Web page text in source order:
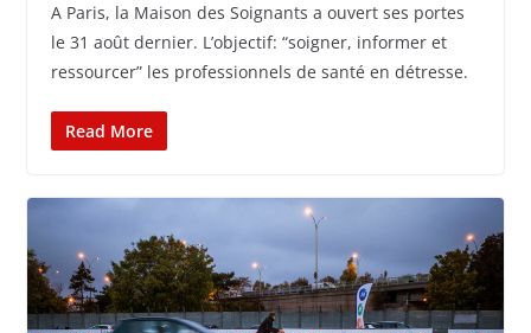
A Paris, la Maison des Soignants a ouvert ses portes
le 31 août dernier. L’objectif: “soigner, informer et
ressourcer” les professionnels de santé en détresse.
Read More